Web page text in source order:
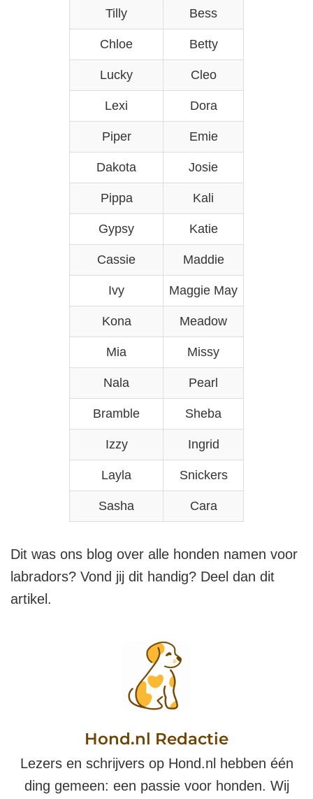
Tilly Bess
Chloe Betty
Lucky Cleo
Lexi Dora
Piper Emie
Dakota Josie
Pippa Kali
Gypsy Katie
Cassie Maddie
Ivy Maggie May
Kona Meadow
Mia Missy
Nala Pearl
Bramble Sheba
Izzy Ingrid
Layla Snickers
Sasha Cara
Dit was ons blog over alle honden namen voor
labradors? Vond jij dit handig? Deel dan dit
artikel.
Hond.nl Redactie
Lezers en schrijvers op Hond.nl hebben één
ding gemeen: een passie voor honden. Wij